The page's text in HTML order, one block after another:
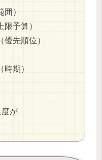
）
予算）
先順位）
期）
が